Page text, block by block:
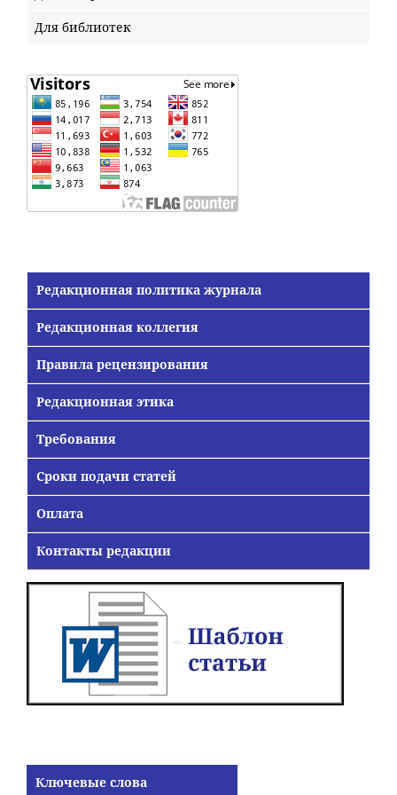
Для библиотек
Редакционная политика журнала
Редакционная коллегия
Правила рецензирования
Редакционная этика
Требования
Сроки подачи статей
Оплата
Контакты редакции
Ключевые слова